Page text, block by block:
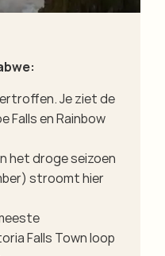
Je ziet de
Falls en Rainbow
het droge seizoen
stroomt hier
Falls Town loop